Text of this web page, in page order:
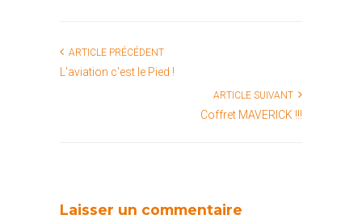
ARTICLE PRÉCÉDENT
L'aviation c'est le Pied !
ARTICLE SUIVANT
Coffret MAVERICK !!!
Laisser un commentaire